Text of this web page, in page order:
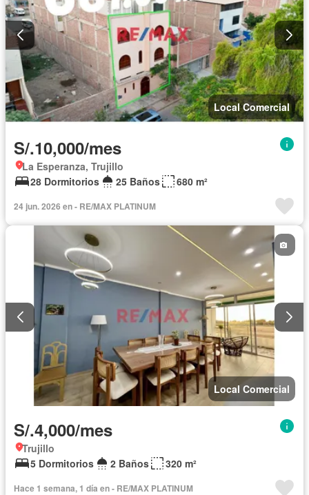
Local Comercial
S/.10,000/mes
La Esperanza, Trujillo
28 Dormitorios
25 Baños 680 m²
24 jun. 2026 en - RE/MAX PLATINUM
Local Comercial
S/.4,000/mes
Trujillo
5 Dormitorios
2 Baños 320 m²
Hace 1 semana, 1 día en - RE/MAX PLATINUM